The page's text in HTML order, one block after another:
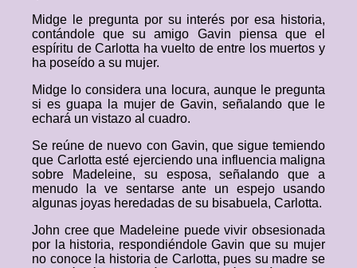
Midge le pregunta por su interés por esa historia,
contándole que su amigo Gavin piensa que el
espíritu de Carlotta ha vuelto de entre los muertos y
ha poseído a su mujer.
Midge lo considera una locura, aunque le pregunta
si es guapa la mujer de Gavin, señalando que le
echará un vistazo al cuadro.
Se reúne de nuevo con Gavin, que sigue temiendo
que Carlotta esté ejerciendo una influencia maligna
sobre Madeleine, su esposa, señalando que a
menudo la ve sentarse ante un espejo usando
algunas joyas heredadas de su bisabuela, Carlotta.
John cree que Madeleine puede vivir obsesionada
por la historia, respondiéndole Gavin que su mujer
no conoce la historia de Carlotta, pues su madre se